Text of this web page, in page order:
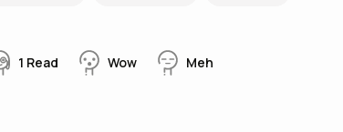
1 Read Wow Meh